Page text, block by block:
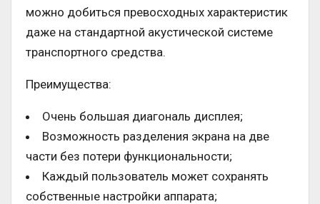
можно добиться превосходных характеристик
даже на стандартной акустической системе
транспортного средства.
Преимущества:
Очень большая диагональ дисплея;
Возможность разделения экрана на две
части без потери функциональности;
Каждый пользователь может сохранять
собственные настройки аппарата;